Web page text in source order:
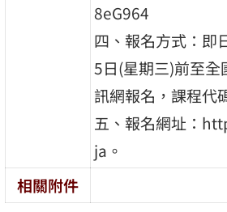
8eG964
四、報名方式：即
5日(星期三)前至
訊網報名，課程代
五、報名網址：
ja。
相關附件